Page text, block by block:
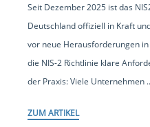
Seit Dezember 2025 ist das
Deutschland offiziell in Kraft
vor neue Herausforderungen
die NIS-2 Richtlinie klare
der Praxis: Viele Unternehmen
ZUM ARTIKEL